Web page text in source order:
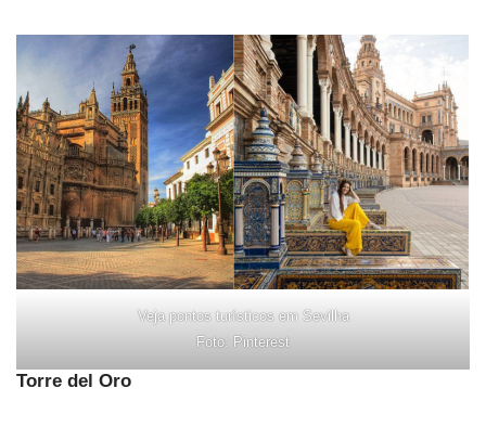
Veja pontos turísticos em Sevilha
Foto: Pinterest
Torre del Oro